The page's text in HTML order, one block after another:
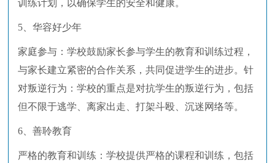
训练计划，以确保学生的安全和健康。
5、华容好少年
家庭参与：学校鼓励家长参与学生的教育和训练过程，
与家长建立紧密的合作关系，共同促进学生的进步。针
对叛逆行为：学校的重点是对抗学生的叛逆行为，包括
但不限于逃学、离家出走、打架斗殴、沉迷网络等。
6、善聆教育
严格的教育和训练：学校提供严格的课程和训练，包括